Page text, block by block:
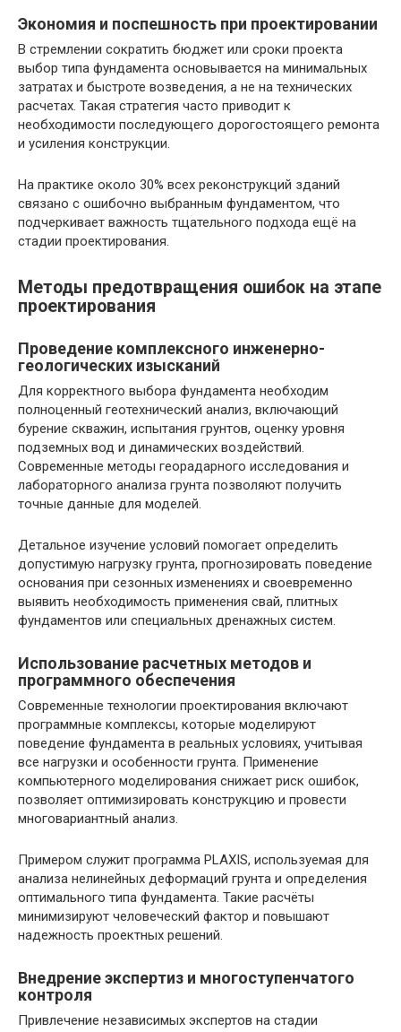
Экономия и поспешность при проектировании
В стремлении сократить бюджет или сроки проекта
выбор типа фундамента основывается на минимальных
затратах и быстроте возведения, а не на технических
расчетах. Такая стратегия часто приводит к
необходимости последующего дорогостоящего ремонта
и усиления конструкции.
На практике около 30% всех реконструкций зданий
связано с ошибочно выбранным фундаментом, что
подчеркивает важность тщательного подхода ещё на
стадии проектирования.
Методы предотвращения ошибок на этапе
проектирования
Проведение комплексного инженерно-
геологических изысканий
Для корректного выбора фундамента необходим
полноценный геотехнический анализ, включающий
бурение скважин, испытания грунтов, оценку уровня
подземных вод и динамических воздействий.
Современные методы георадарного исследования и
лабораторного анализа грунта позволяют получить
точные данные для моделей.
Детальное изучение условий помогает определить
допустимую нагрузку грунта, прогнозировать поведение
основания при сезонных изменениях и своевременно
выявить необходимость применения свай, плитных
фундаментов или специальных дренажных систем.
Использование расчетных методов и
программного обеспечения
Современные технологии проектирования включают
программные комплексы, которые моделируют
поведение фундамента в реальных условиях, учитывая
все нагрузки и особенности грунта. Применение
компьютерного моделирования снижает риск ошибок,
позволяет оптимизировать конструкцию и провести
многовариантный анализ.
Примером служит программа PLAXIS, используемая для
анализа нелинейных деформаций грунта и определения
оптимального типа фундамента. Такие расчёты
минимизируют человеческий фактор и повышают
надежность проектных решений.
Внедрение экспертиз и многоступенчатого
контроля
Привлечение независимых экспертов на стадии